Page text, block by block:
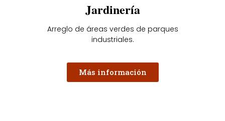
Jardinería
Arreglo de áreas verdes de parques
industriales.
Más información